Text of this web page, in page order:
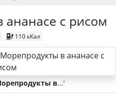
с рисом
110 кКал
в...'